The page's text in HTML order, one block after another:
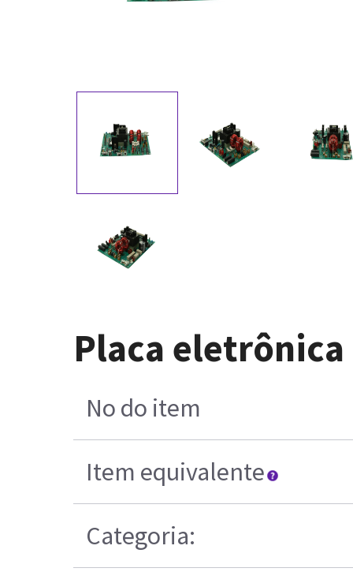
Placa eletrônica
No do item
Item equivalente
Categoria: